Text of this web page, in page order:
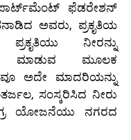
ಫೆಡರೇಶನ್
ಅವರು, ಪ್ರಕೃತಿಯ
ನೀರನ್ನು
ಮಾಡುವ ಮೂಲಕ
ಅದೇ ಮಾದರಿಯನ್ನು
ಸಂಸ್ಕರಿಸಿದ ನೀರು
ಯೋಜನೆಯು ನಗರದ